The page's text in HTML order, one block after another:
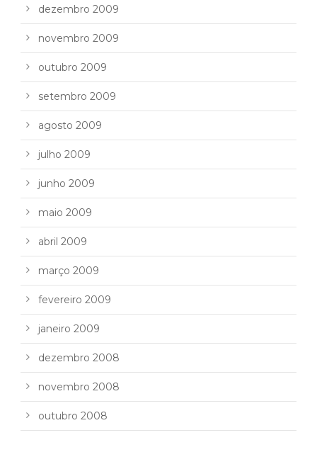
dezembro 2009
novembro 2009
outubro 2009
setembro 2009
agosto 2009
julho 2009
junho 2009
maio 2009
abril 2009
março 2009
fevereiro 2009
janeiro 2009
dezembro 2008
novembro 2008
outubro 2008